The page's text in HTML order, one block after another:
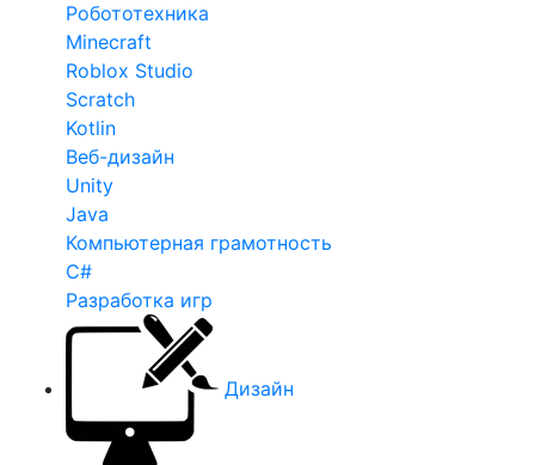
Робототехника
Minecraft
Roblox Studio
Scratch
Kotlin
Веб-дизайн
Unity
Java
Компьютерная грамотность
C#
Разработка игр
Дизайн